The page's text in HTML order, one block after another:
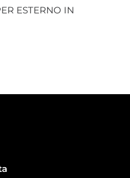
ESTERNO IN